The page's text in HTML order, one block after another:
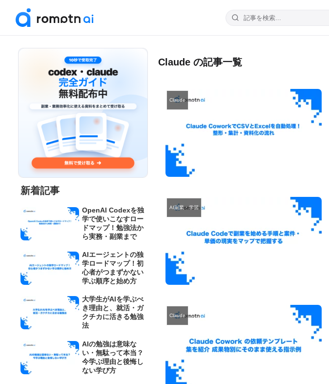
Claude の記事一覧
Claude
AI副業・学習
Claude
新着記事
OpenAI Codexを独
学で使いこなすロー
ドマップ！勉強法か
ら実務・副業まで
AIエージェントの独
学ロードマップ！初
心者がつまずかない
学ぶ順序と始め方
大学生がAIを学ぶべ
き理由と、就活・ガ
クチカに活きる勉強
法
AIの勉強は意味な
い・無駄って本当？
今学ぶ理由と後悔し
ない学び方